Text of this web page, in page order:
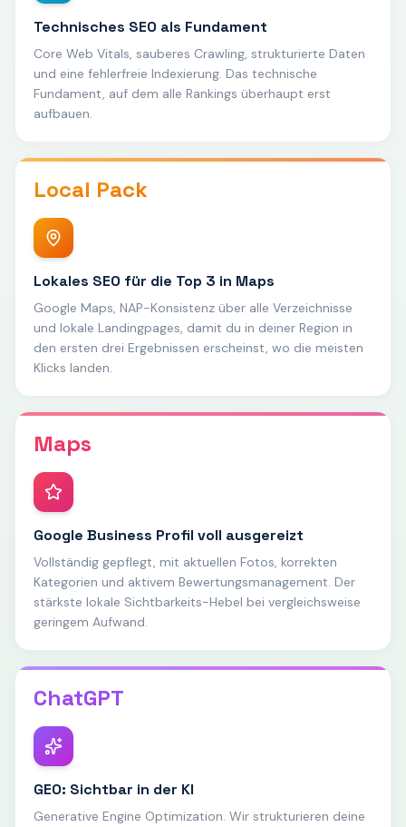
Technisches SEO als Fundament
Core Web Vitals, sauberes Crawling, strukturierte Daten
und eine fehlerfreie Indexierung. Das technische
Fundament, auf dem alle Rankings überhaupt erst
aufbauen.
Local Pack
Lokales SEO für die Top 3 in Maps
Google Maps, NAP-Konsistenz über alle Verzeichnisse
und lokale Landingpages, damit du in deiner Region in
den ersten drei Ergebnissen erscheinst, wo die meisten
Klicks landen.
Maps
Google Business Profil voll ausgereizt
Vollständig gepflegt, mit aktuellen Fotos, korrekten
Kategorien und aktivem Bewertungsmanagement. Der
stärkste lokale Sichtbarkeits-Hebel bei vergleichsweise
geringem Aufwand.
ChatGPT
GEO: Sichtbar in der KI
Generative Engine Optimization. Wir strukturieren deine